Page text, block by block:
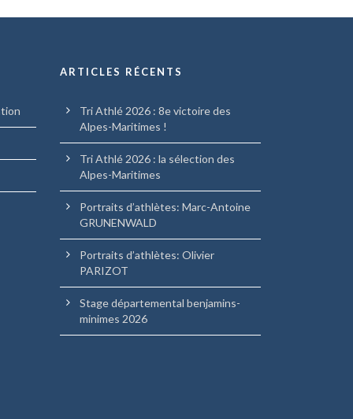
ARTICLES RÉCENTS
Tri Athlé 2026 : 8e victoire des
Alpes-Maritimes !
Tri Athlé 2026 : la sélection des
Alpes-Maritimes
Portraits d’athlètes: Marc-Antoine
GRUNENWALD
Portraits d’athlètes: Olivier
PARIZOT
Stage départemental benjamins-
minimes 2026